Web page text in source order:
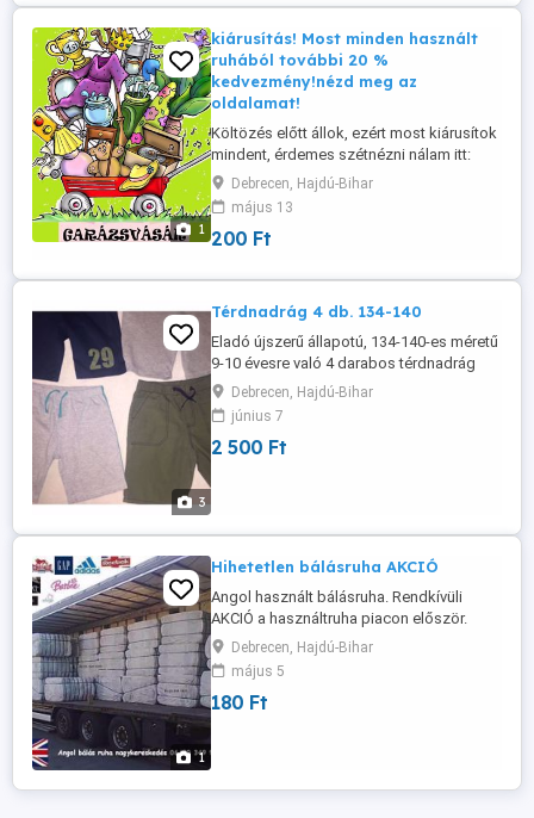
1
kiárusítás! Most minden használt
ruhából további 20 %
kedvezmény!nézd meg az
oldalamat!
Költözés előtt állok, ezért most kiárusítok
mindent, érdemes szétnézni nálam itt:
http://www.zsibvasar.hu/?
op=art_list&u=61039 Ezen oldalon
láthatod az értékeléseimet is illetve még
másik két oldalon is fent vagyok, más
http://gardrobcsere.hu/bionita82-60066
http://www.licit ...
Debrecen, Hajdú-Bihar
május 13
200 Ft
3
Térdnadrág 4 db. 134-140
Eladó újszerű állapotú, 134-140-es méretű
9-10 évesre való 4 darabos térdnadrág
csomag. Az ár fix.Csere nem
érdekel.Debrecenben címhelyen
személyesen átvehető.Postai csak
előreutalással a postai díjszabásnak
Debrecen, Hajdú-Bihar
június 7
2 500 Ft
1
Hihetetlen bálásruha AKCIÓ
Angol használt bálásruha. Rendkívüli
AKCIÓ a használtruha piacon először.
Most minden Originál nagy bálához -10,
-20, -30%-os kedvezménnyel juthat hozzá!
Díjtalan kiszállítást biztosítunk az ország
egész területén hétvégén is. Kérje akciós
Debrecen, Hajdú-Bihar
május 5
180 Ft